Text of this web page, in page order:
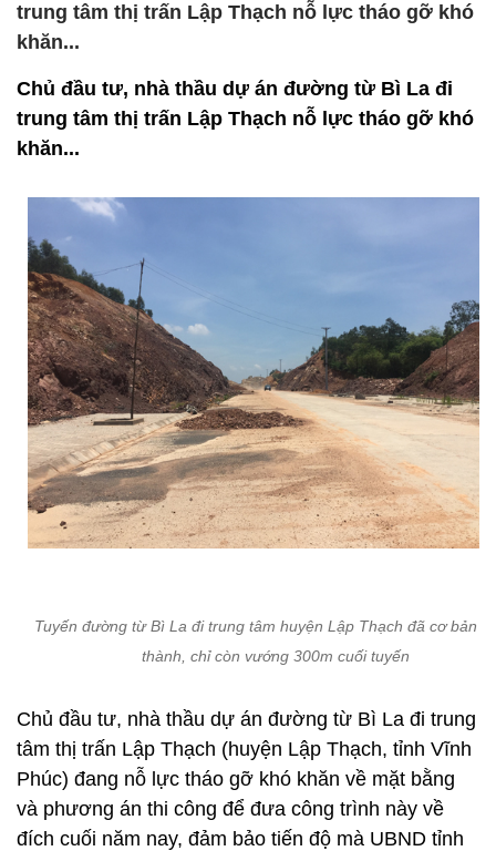
trung tâm thị trấn Lập Thạch nỗ lực tháo gỡ khó
khăn...
Chủ đầu tư, nhà thầu dự án đường từ Bì La đi
trung tâm thị trấn Lập Thạch nỗ lực tháo gỡ khó
khăn...
Tuyến đường từ Bì La đi trung tâm huyện Lập Thạch đã cơ bản
thành, chỉ còn vướng 300m cuối tuyến
Chủ đầu tư, nhà thầu dự án đường từ Bì La đi trung
tâm thị trấn Lập Thạch (huyện Lập Thạch, tỉnh Vĩnh
Phúc) đang nỗ lực tháo gỡ khó khăn về mặt bằng
và phương án thi công để đưa công trình này về
đích cuối năm nay, đảm bảo tiến độ mà UBND tỉnh